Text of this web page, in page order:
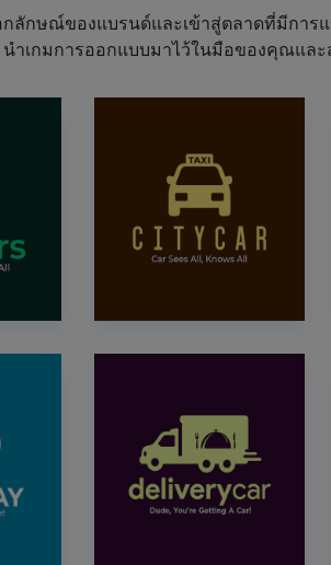
กลักษณ์ของแบรนด์และเข้าสู่ตลาดที่มีกา
ำเกมการออกแบบมาไว้ในมือของคุณแล